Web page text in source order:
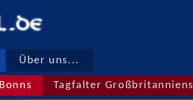
Über uns...
Tagfalter Großbritanniens